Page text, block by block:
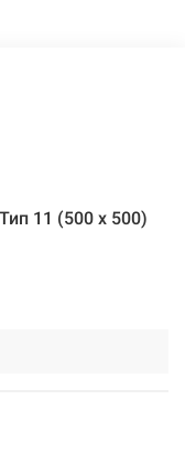
11 (500 x 500)